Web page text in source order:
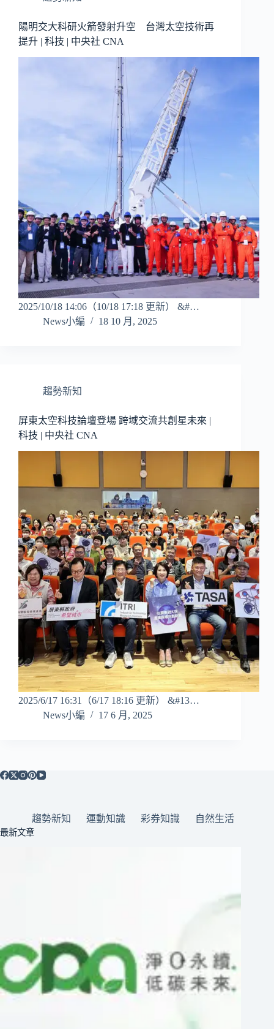
陽明交大科研火箭發射升空 台灣太空技術再
提升 | 科技 | 中央社 CNA
2025/10/18 14:06（10/18 17:18 更新） &#…
News小編
18 10 月, 2025
趨勢新知
屏東太空科技論壇登場 跨域交流共創星未來 |
科技 | 中央社 CNA
2025/6/17 16:31（6/17 18:16 更新） &#13…
News小編
17 6 月, 2025
趨勢新知 運動知識 彩券知識 自然生活
最新文章